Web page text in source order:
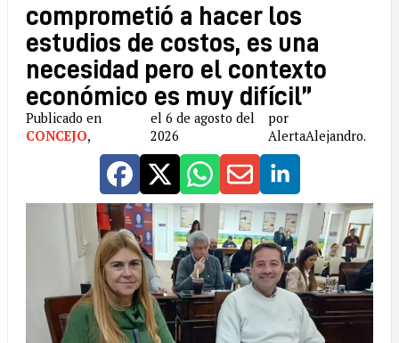
comprometió a hacer los
estudios de costos, es una
necesidad pero el contexto
económico es muy difícil”
Publicado en
CONCEJO,
el 6 de agosto del
2026
por
AlertaAlejandro.